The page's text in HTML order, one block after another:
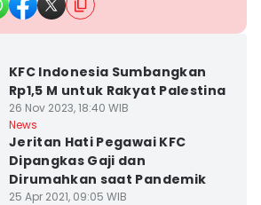
KFC Indonesia Sumbangkan
Rp1,5 M untuk Rakyat Palestina
26 Nov 2023, 18:40 WIB
News
Jeritan Hati Pegawai KFC
Dipangkas Gaji dan
Dirumahkan saat Pandemik
25 Apr 2021, 09:05 WIB